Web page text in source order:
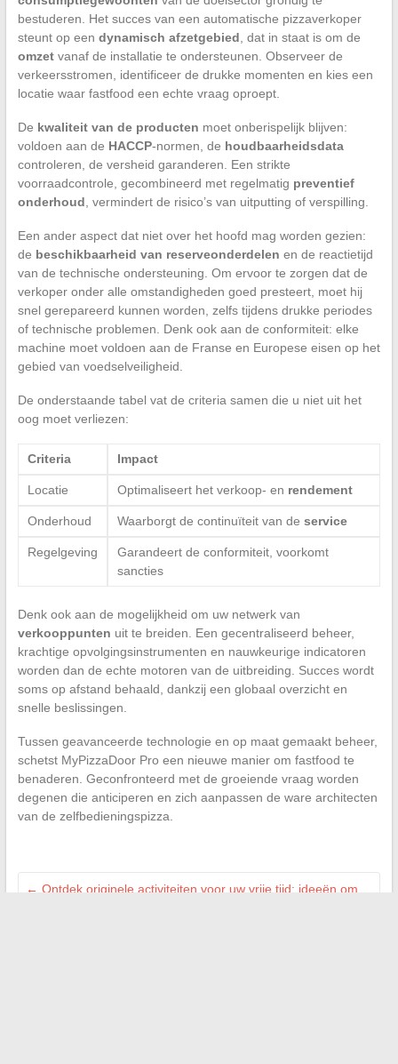
bestuderen. Het succes van een automatische pizzaverkoper
steunt op een dynamisch afzetgebied , dat in staat is om de
omzetvanaf de installatie te ondersteunen. Observeer de
verkeersstromen, identificeer de drukke momenten en kies een
locatie waar fastfood een echte vraag oproept.
De kwaliteit van de producten moet onberispelijk blijven:
voldoen aan de HACCP-normen, de houdbaarheidsdata
controleren, de versheid garanderen. Een strikte
voorraadcontrole, gecombineerd met regelmatig preventief
onderhoud , vermindert de risico’s van uitputting of verspilling.
Een ander aspect dat niet over het hoofd mag worden gezien:
de beschikbaarheid van reserveonderdelen en de reactietijd
van de technische ondersteuning. Om ervoor te zorgen dat de
verkoper onder alle omstandigheden goed presteert, moet hij
snel gerepareerd kunnen worden, zelfs tijdens drukke periodes
of technische problemen. Denk ook aan de conformiteit: elke
machine moet voldoen aan de Franse en Europese eisen op het
gebied van voedselveiligheid.
De onderstaande tabel vat de criteria samen die u niet uit het
oog moet verliezen:
Criteria Impact
Locatie Optimaliseert het verkoop- en rendement
Onderhoud Waarborgt de continuïteit van de service
Regelgeving
Garandeert de conformiteit, voorkomt
sancties
Denk ook aan de mogelijkheid om uw netwerk van
verkooppunten uit te breiden. Een gecentraliseerd beheer,
krachtige opvolgingsinstrumenten en nauwkeurige indicatoren
worden dan de echte motoren van de uitbreiding. Succes wordt
soms op afstand behaald, dankzij een globaal overzicht en
snelle beslissingen.
Tussen geavanceerde technologie en op maat gemaakt beheer,
schetst MyPizzaDoor Pro een nieuwe manier om fastfood te
benaderen. Geconfronteerd met de groeiende vraag worden
degenen die anticiperen en zich aanpassen de ware architecten
van de zelfbedieningspizza.
← Ontdek originele activiteiten voor uw vrije tijd: ideeën om